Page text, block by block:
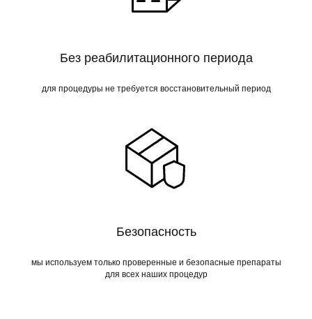
Без реабилитационного периода
для процедуры не требуется восстановительный период
Безопасность
мы используем только проверенные и безопасные препараты
для всех наших процедур